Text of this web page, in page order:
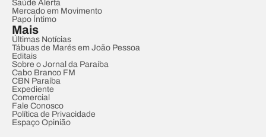
Saúde Alerta
Mercado em Movimento
Papo Íntimo
Mais
Últimas Notícias
Tábuas de Marés em João Pessoa
Editais
Sobre o Jornal da Paraíba
Cabo Branco FM
CBN Paraíba
Expediente
Comercial
Fale Conosco
Política de Privacidade
Espaço Opinião